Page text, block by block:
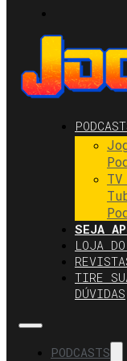
SEJA
LOJA
TIRE
DÚVIDAS
PODCASTS